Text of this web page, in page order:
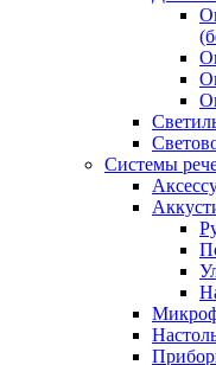
Системы